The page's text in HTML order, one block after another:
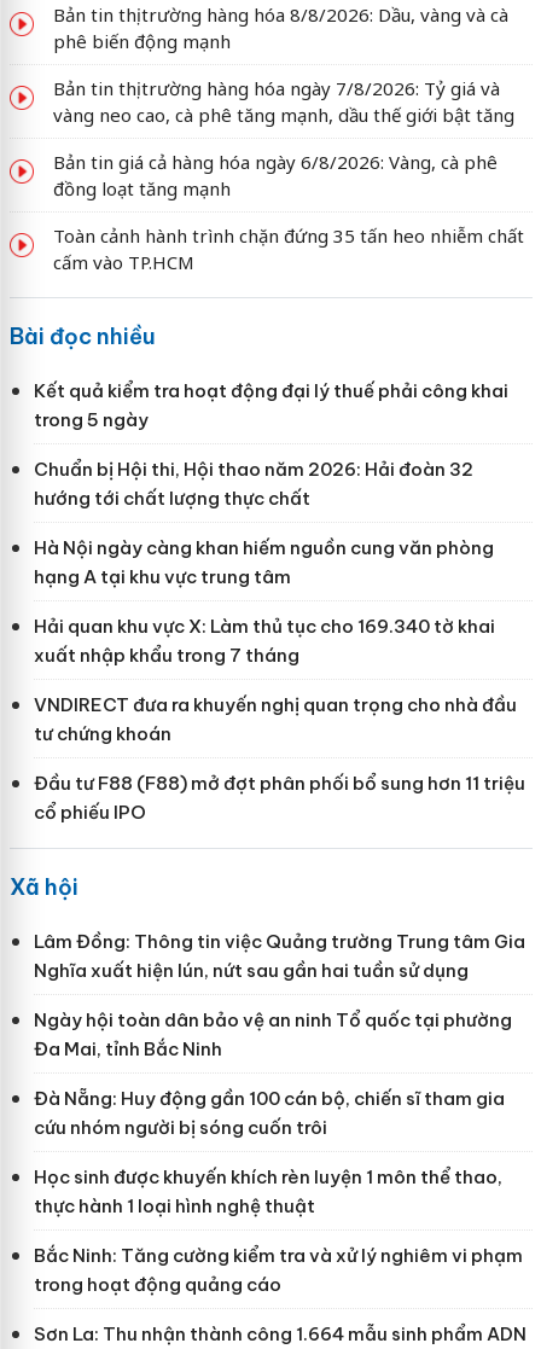
Bản tin thị trường hàng hóa 8/8/2026: Dầu, vàng và cà
phê biến động mạnh
Bản tin thị trường hàng hóa ngày 7/8/2026: Tỷ giá và
vàng neo cao, cà phê tăng mạnh, dầu thế giới bật tăng
Bản tin giá cả hàng hóa ngày 6/8/2026: Vàng, cà phê
đồng loạt tăng mạnh
Toàn cảnh hành trình chặn đứng 35 tấn heo nhiễm chất
cấm vào TP.HCM
Bài đọc nhiều
Kết quả kiểm tra hoạt động đại lý thuế phải công khai
trong 5 ngày
Chuẩn bị Hội thi, Hội thao năm 2026: Hải đoàn 32
hướng tới chất lượng thực chất
Hà Nội ngày càng khan hiếm nguồn cung văn phòng
hạng A tại khu vực trung tâm
Hải quan khu vực X: Làm thủ tục cho 169.340 tờ khai
xuất nhập khẩu trong 7 tháng
VNDIRECT đưa ra khuyến nghị quan trọng cho nhà đầu
tư chứng khoán
Đầu tư F88 (F88) mở đợt phân phối bổ sung hơn 11 triệu
cổ phiếu IPO
Xã hội
Lâm Đồng: Thông tin việc Quảng trường Trung tâm Gia
Nghĩa xuất hiện lún, nứt sau gần hai tuần sử dụng
Ngày hội toàn dân bảo vệ an ninh Tổ quốc tại phường
Đa Mai, tỉnh Bắc Ninh
Đà Nẵng: Huy động gần 100 cán bộ, chiến sĩ tham gia
cứu nhóm người bị sóng cuốn trôi
Học sinh được khuyến khích rèn luyện 1 môn thể thao,
thực hành 1 loại hình nghệ thuật
Bắc Ninh: Tăng cường kiểm tra và xử lý nghiêm vi phạm
trong hoạt động quảng cáo
Sơn La: Thu nhận thành công 1.664 mẫu sinh phẩm ADN